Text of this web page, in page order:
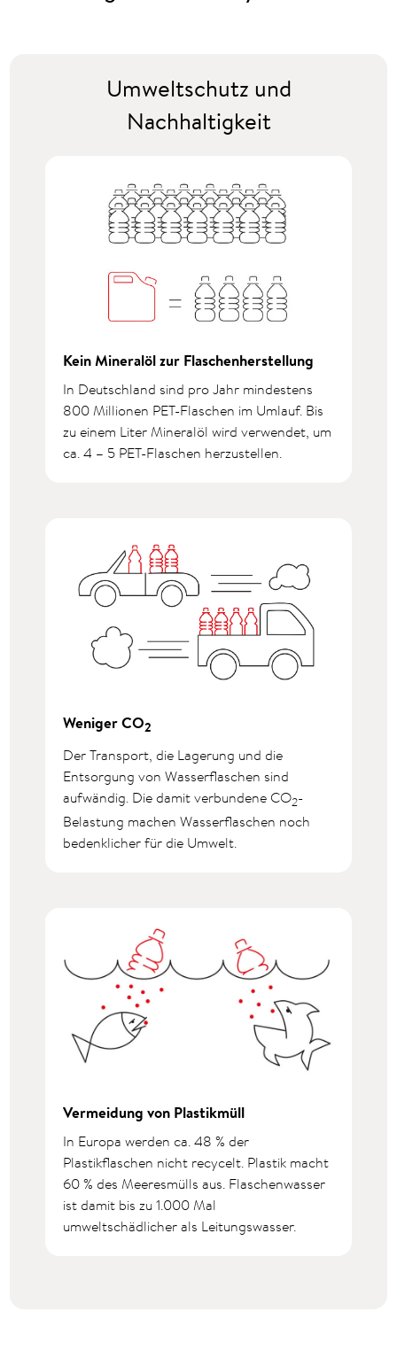
Umweltschutz und
Nachhaltigkeit
Kein Mineralöl zur Flaschenherstellung
In Deutschland sind pro Jahr mindestens
800 Millionen PET-Flaschen im Umlauf. Bis
zu einem Liter Mineralöl wird verwendet, um
ca. 4 – 5 PET-Flaschen herzustellen.
Weniger CO2
Der Transport, die Lagerung und die
Entsorgung von Wasserflaschen sind
aufwändig. Die damit verbundene CO2-
Belastung machen Wasserflaschen noch
bedenklicher für die Umwelt.
Vermeidung von Plastikmüll
In Europa werden ca. 48 % der
Plastikflaschen nicht recycelt. Plastik macht
60 % des Meeresmülls aus. Flaschenwasser
ist damit bis zu 1.000 Mal
umweltschädlicher als Leitungswasser.